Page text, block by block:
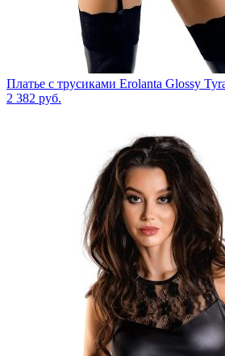
Платье с трусиками Erolanta Glossy
2 382 руб.